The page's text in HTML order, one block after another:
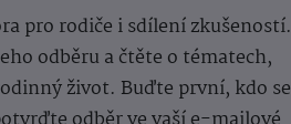
pro rodiče i sdílení zkušeností.
odběru a čtěte o tématech,
život. Buďte první, kdo se